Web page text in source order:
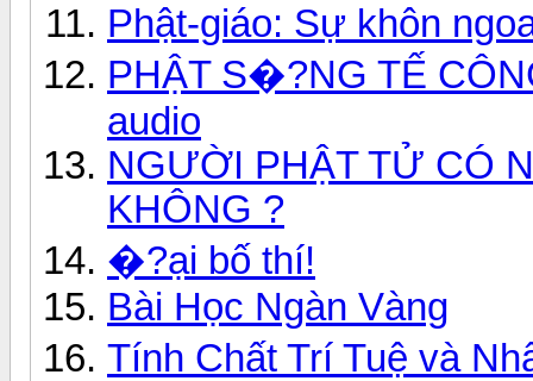
Phật-giáo: Sự khôn
PHẬT S�?NG TẾ
audio
NGƯỜI PHẬT TỬ CÓ
KHÔNG ?
�?ại bố thí!
Bài Học Ngàn Vàng
Tính Chất Trí Tuệ và